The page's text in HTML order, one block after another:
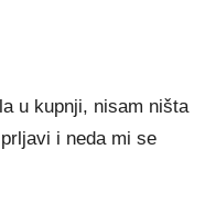
u kupnji, nisam ništa
i neda mi se